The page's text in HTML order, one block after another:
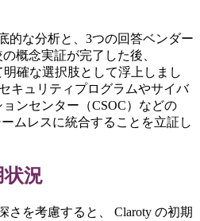
的な分析と、3つの回答ベンダー
概念実証が完了した後、
確な選択肢として浮上しまし
キュリティプログラムやサイバ
ンセンター（CSOC）などの
ムレスに統合することを立証し
状況
さを考慮すると、 Claroty の初期